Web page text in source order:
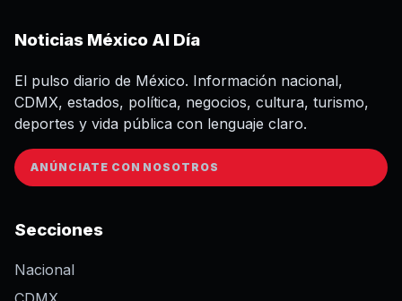
Noticias México Al Día
El pulso diario de México. Información nacional,
CDMX, estados, política, negocios, cultura, turismo,
deportes y vida pública con lenguaje claro.
ANÚNCIATE CON NOSOTROS
Secciones
Nacional